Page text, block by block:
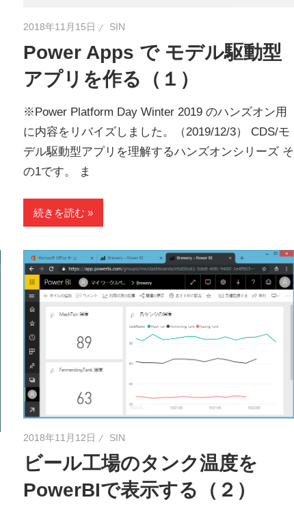
2018年11月15日 SIN
Power Apps で モデル駆動型
アプリを作る（１）
※Power Platform Day Winter 2019 のハンズオン用
に内容をリバイズしました。（2019/12/3） CDS/モ
デル駆動型アプリを理解するハンズオンシリーズ そ
の1です。 ま
続きを読む
2018年11月12日 SIN
ビール工場のタンク温度を
PowerBIで表示する（２）